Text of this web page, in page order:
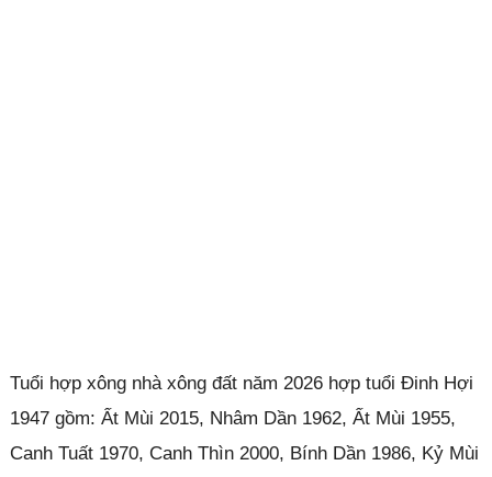
Tuổi hợp xông nhà xông đất năm 2026 hợp tuổi Đinh Hợi
1947 gồm: Ất Mùi 2015, Nhâm Dần 1962, Ất Mùi 1955,
Canh Tuất 1970, Canh Thìn 2000, Bính Dần 1986, Kỷ Mùi